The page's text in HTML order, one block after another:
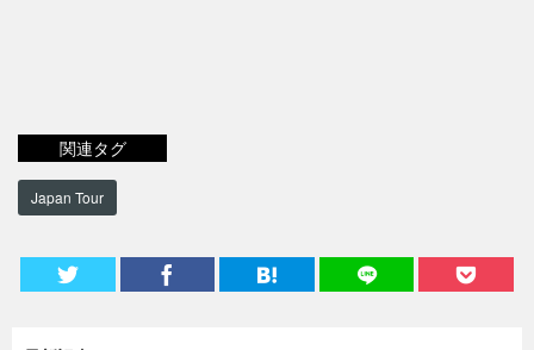
関連タグ
Japan Tour